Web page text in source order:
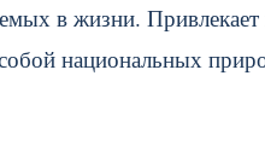
в жизни.
национальных